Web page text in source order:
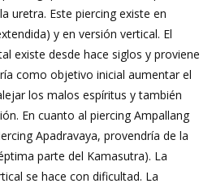
uretra. Este piercing existe en
y en versión vertical. El
existe desde hace siglos y proviene
como objetivo inicial aumentar el
los malos espíritus y también
En cuanto al piercing Ampallang
Apadravaya, provendría de la
parte del Kamasutra). La
se hace con dificultad. La